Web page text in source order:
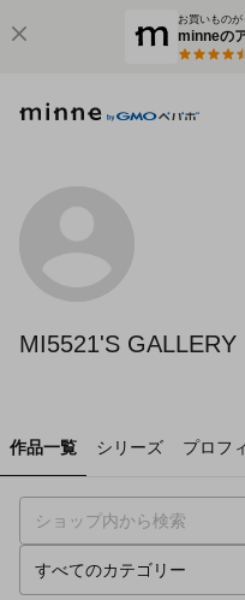
お買いもの
minneの
MI5521'S GALLERY
作品一覧 シリーズ プロフ